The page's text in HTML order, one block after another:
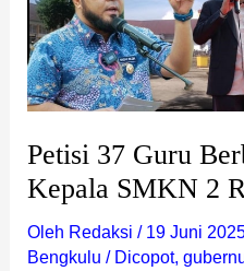
Petisi 37 Guru
Kepala SMKN 2
Oleh Redaksi / 19 Juni
Bengkulu / Dicopot,
SMKN
2
Rejang
Lebong